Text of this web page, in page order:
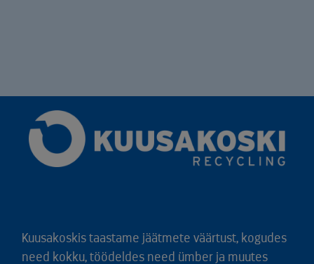
Kuusakoskis taastame jäätmete väärtust, kogudes
need kokku, töödeldes need ümber ja muutes